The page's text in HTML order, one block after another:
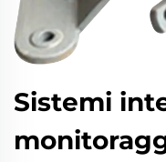
Sistemi